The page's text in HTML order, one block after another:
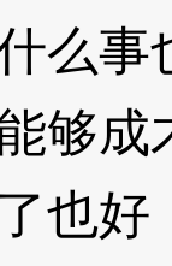
事
够
也好